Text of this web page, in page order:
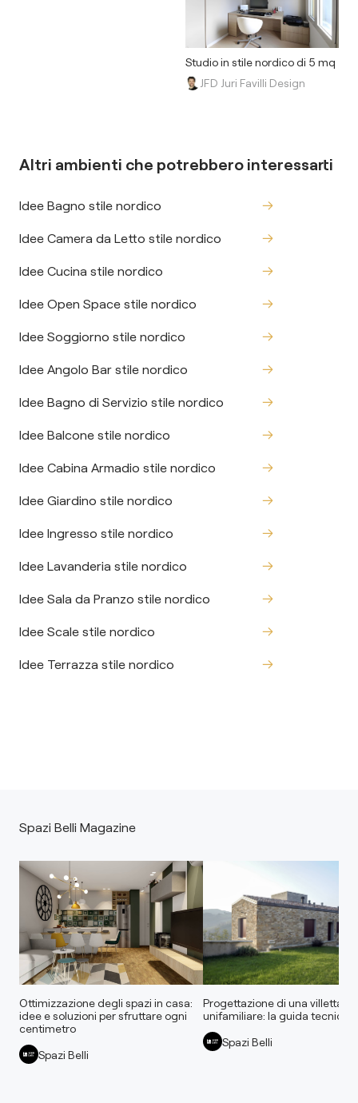
Studio in stile nordico di 5 mq
JFD Juri Favilli Design
Altri ambienti che potrebbero interessarti
Idee Bagno stile nordico
Idee Camera da Letto stile nordico
Idee Cucina stile nordico
Idee Open Space stile nordico
Idee Soggiorno stile nordico
Idee Angolo Bar stile nordico
Idee Bagno di Servizio stile nordico
Idee Balcone stile nordico
Idee Cabina Armadio stile nordico
Idee Giardino stile nordico
Idee Ingresso stile nordico
Idee Lavanderia stile nordico
Idee Sala da Pranzo stile nordico
Idee Scale stile nordico
Idee Terrazza stile nordico
Spazi Belli Magazine
Ottimizzazione degli spazi in casa:
idee e soluzioni per sfruttare ogni
centimetro
Spazi Belli
Progettazione di una villetta
unifamiliare: la guida tecnica
Spazi Belli